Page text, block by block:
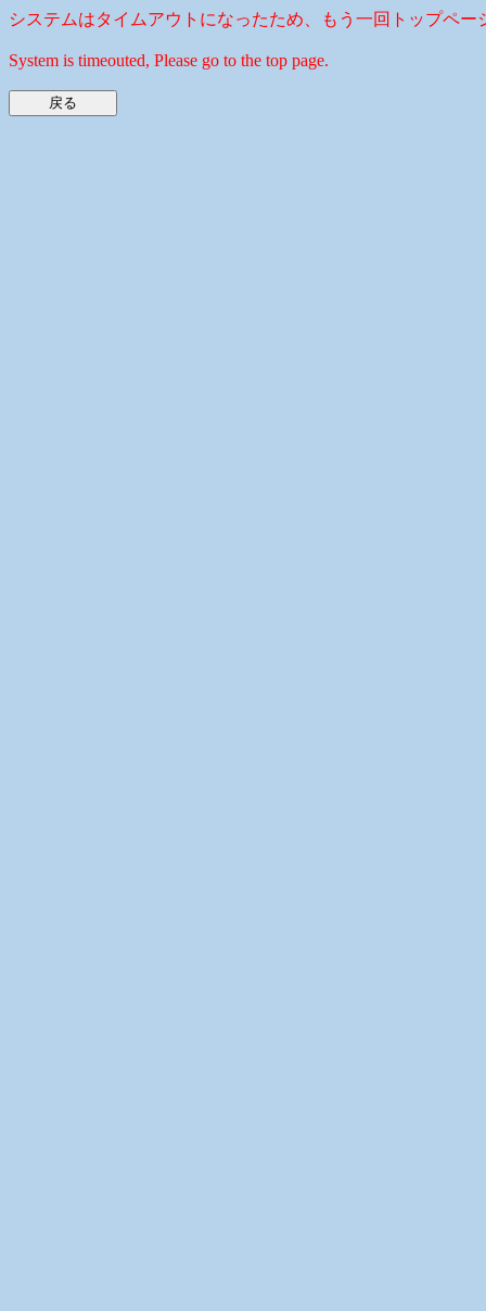
システムはタイムアウトになったため、もう一回トップペー
System is timeouted, Please go to the top page.